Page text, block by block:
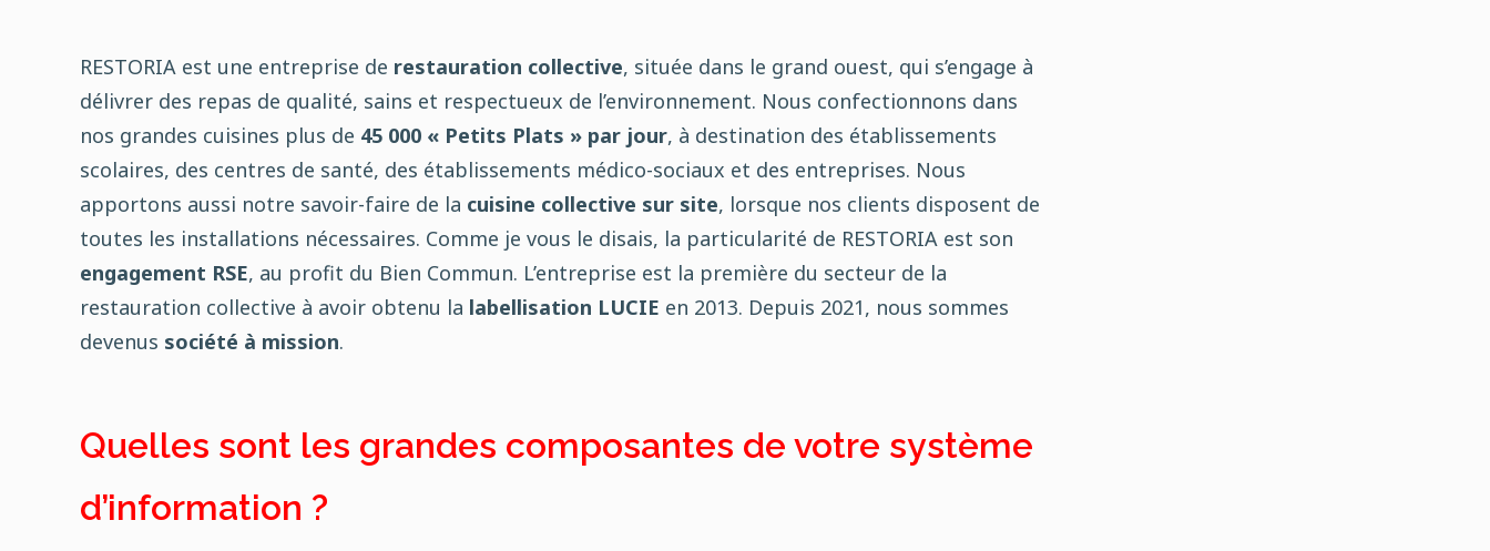
RESTORIA est une entreprise de restauration collective, située dans le grand ouest, qui s’engage à
délivrer des repas de qualité, sains et respectueux de l’environnement. Nous confectionnons dans
nos grandes cuisines plus de 45 000 « Petits Plats » par jour, à destination des établissements
scolaires, des centres de santé, des établissements médico-sociaux et des entreprises. Nous
apportons aussi notre savoir-faire de la cuisine collective sur site, lorsque nos clients disposent de
toutes les installations nécessaires. Comme je vous le disais, la particularité de RESTORIA est son
engagement RSE, au profit du Bien Commun. L’entreprise est la première du secteur de la
restauration collective à avoir obtenu la labellisation LUCIE en 2013. Depuis 2021, nous sommes
devenus société à mission.
Quelles sont les grandes composantes de votre système
d’information ?